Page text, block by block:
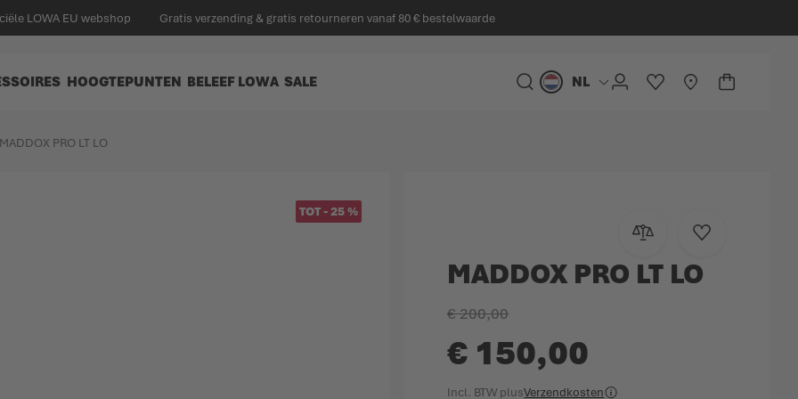
LOWA EU webshop Gratis verzending & gratis retourneren vanaf 80 € bestelwaarde
HOOGTEPUNTEN BELEEF LOWA SALE
ZOEK
Taal NL
ACCOUNTVERLANGLIJST
STORELOCATOR
MADDOX PRO LT LO
TOT-25%
Toevoegen om te
Voeg toe aan
MADDOX PRO LT LO
€ 150,00
€ 200,00
Incl. BTW plusVerzendkosten